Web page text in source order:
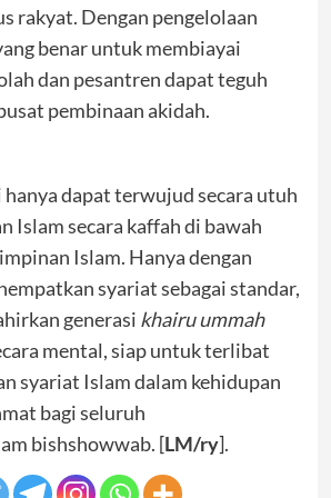
rakyat. Dengan pengelolaan
benar untuk membiayai
dan pesantren dapat teguh
pembinaan akidah.
dapat terwujud secara utuh
Islam secara kaffah di bawah
Islam. Hanya dengan
syariat sebagai standar,
generasi khairu ummah
mental, siap untuk terlibat
syariat Islam dalam kehidupan
bagi seluruh
bishshowwab. [LM/ry].